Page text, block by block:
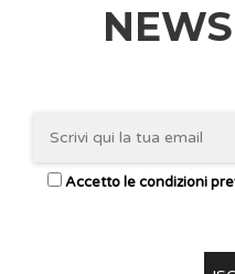
Accetto le condizioni